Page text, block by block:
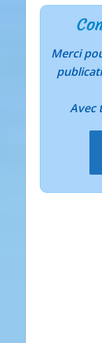
Merci
Avec